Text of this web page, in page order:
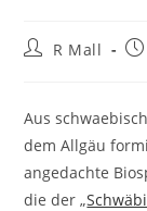
Beitrags-
R Mall
Aus
dem Allgäu
angedachte
die der „